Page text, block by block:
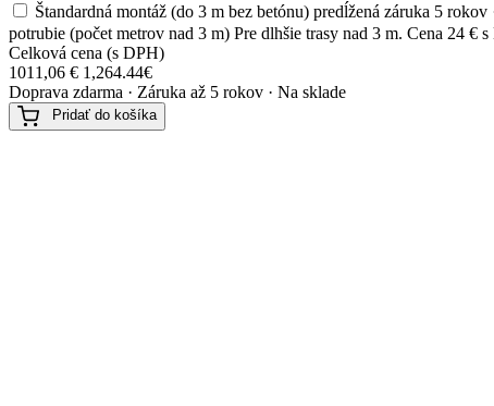
Štandardná montáž (do 3 m bez betónu) predĺžená záruka 5 rokov
potrubie (počet metrov nad 3 m) Pre dlhšie trasy nad 3 m. Cena 24 €
Celková cena (s DPH)
1011,06 € 1,264.44€
Doprava zdarma · Záruka až 5 rokov · Na sklade
Pridať do košíka